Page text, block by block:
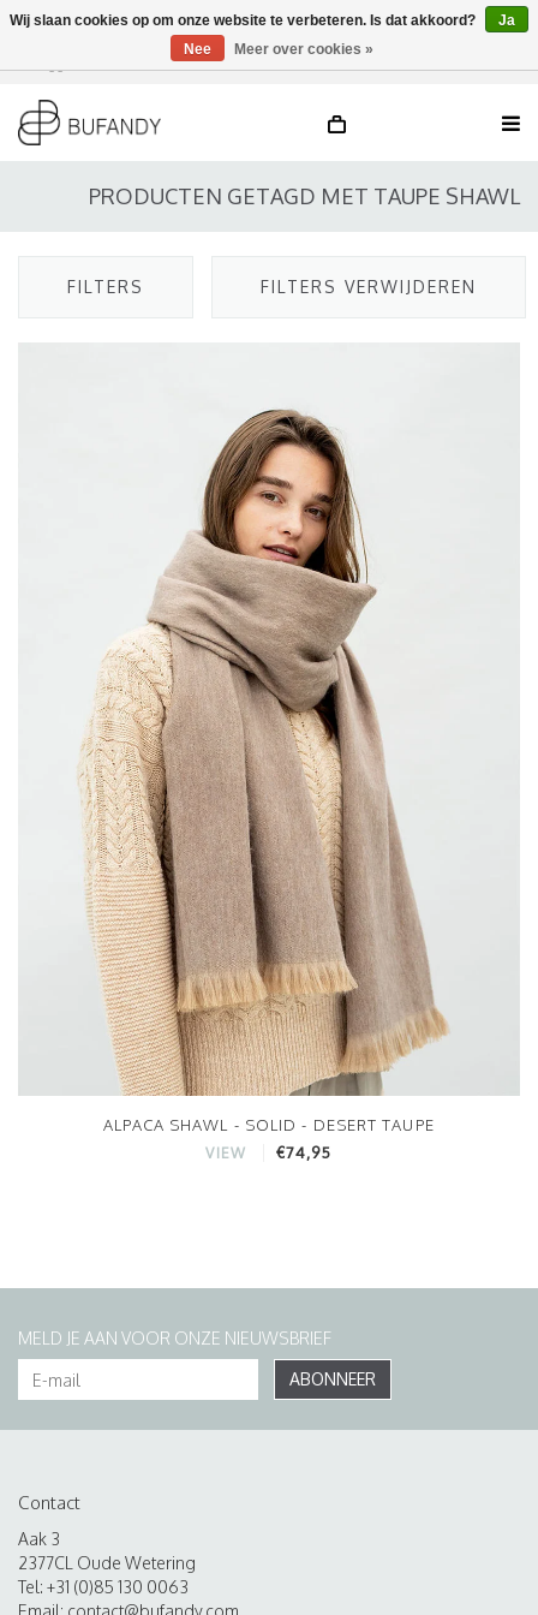
DE / EN
PRODUCTEN GETAGD MET TAUPE SHAWL
FILTERS FILTERS VERWIJDEREN
ALPACA SHAWL - SOLID - DESERT TAUPE
VIEW €74,95
MELD JE AAN VOOR ONZE NIEUWSBRIEF
ABONNEER
Contact
Aak 3
2377CL Oude Wetering
Tel: +31 (0)85 130 0063
Email: contact@bufandy.com
Wij slaan cookies op om onze website te verbeteren. Is dat akkoord?
Ja
Nee
Meer over cookies »